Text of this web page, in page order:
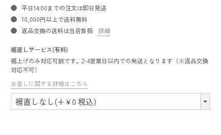
平日14:00までの注文は即日発送
10,000円以上で送料無料
返品交換の送料は当店負担
詳細
裾直しサービス(有料)
裾上げのみ対応可能です。2-4営業日以内での発送となります（※返品交換
対応不可）
お直しに関する詳細はこちら